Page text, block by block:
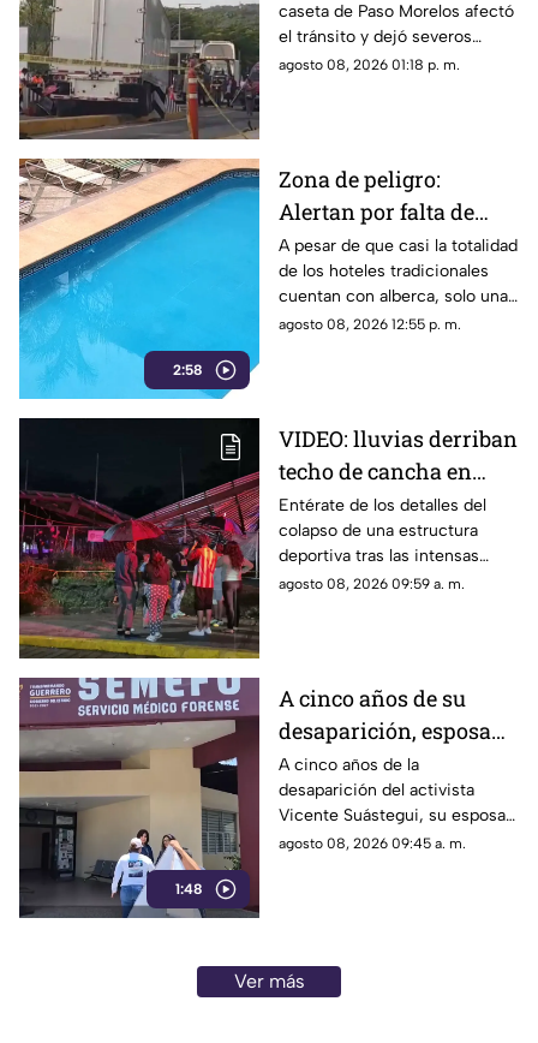
caseta de Paso Morelos afectó
el tránsito y dejó severos
daños; este fue el saldo.
agosto 08, 2026 01:18 p. m.
2:58
Zona de peligro:
Alertan por falta de
medidas de seguridad
en albercas de hoteles
tradicionales
A pesar de que casi la totalidad
de los hoteles tradicionales
cuentan con alberca, solo una
mínima parte dispone de
agosto 08, 2026 12:55 p. m.
VIDEO: lluvias derriban
techo de cancha en
Chilpancingo; hubo
lesionados
Entérate de los detalles del
colapso de una estructura
deportiva tras las intensas
precipitaciones y el reporte de
agosto 08, 2026 09:59 a. m.
1:48
A cinco años de su
desaparición, esposa
de Vicente Suástegui
acude al Semefo en
Chilpancingo
A cinco años de la
desaparición del activista
Vicente Suástegui, su esposa
acudió al Semefo de
agosto 08, 2026 09:45 a. m.
Ver más